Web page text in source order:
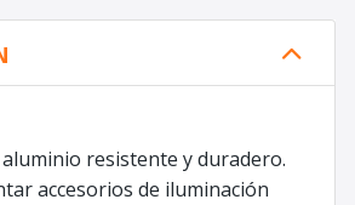
aluminio resistente y duradero.
accesorios de iluminación